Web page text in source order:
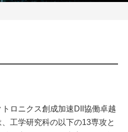
ロニクス創成加速DII協働卓越
工学研究科の以下の13専攻と